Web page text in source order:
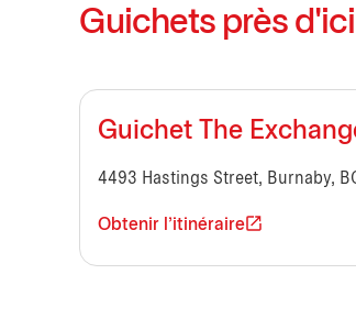
Guichets près d'ici
Guichet The
4493 Hastings Street, Burnaby,
Obtenir l'itinéraire